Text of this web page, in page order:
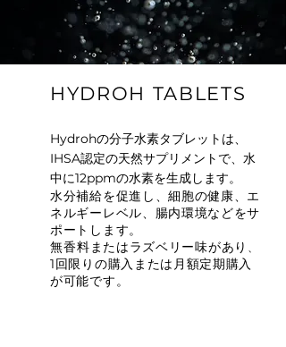
HYDROH TABLETS
Hydrohの分子水素タブレットは、
IHSA認定の天然サプリメントで、水
中に12ppmの水素を生成します。
水分補給を促進し、細胞の健康、エ
ネルギーレベル、腸内環境などをサ
ポートします。
無香料またはラズベリー味があり 、
1回限りの購入または月額定期購入
が可能です。